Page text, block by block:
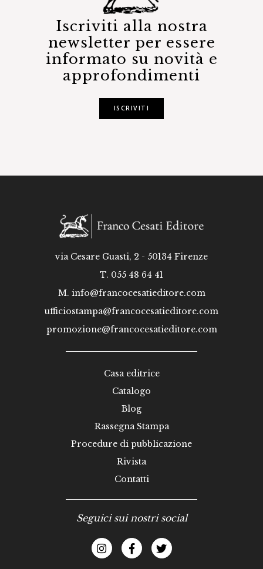
Iscriviti alla nostra
newsletter per essere
informato su novità e
approfondimenti
ISCRIVITI
via Cesare Guasti, 2 - 50134 Firenze
T. 055 48 64 41
M. info@francocesatieditore.com
ufficiostampa@francocesatieditore.com
promozione@francocesatieditore.com
Casa editrice
Catalogo
Blog
Rassegna Stampa
Procedure di pubblicazione
Rivista
Contatti
Seguici sui nostri social